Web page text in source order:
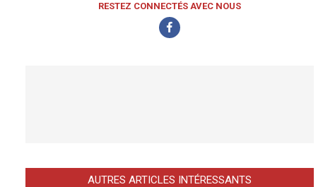
RESTEZ CONNECTÉS AVEC NOUS
AUTRES ARTICLES INTÉRESSANTS